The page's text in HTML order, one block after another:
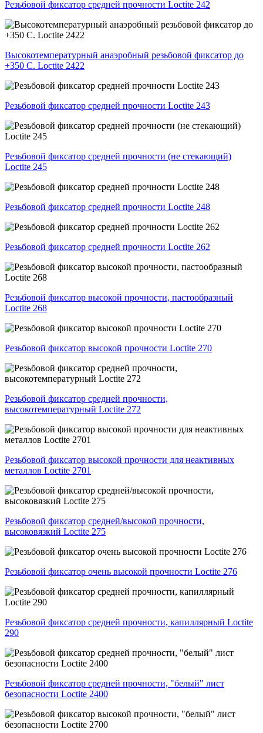
Резьбовой фиксатор средней прочности Loctite 242
Высокотемпературный анаэробный резьбовой фиксатор до
+350 С. Loctite 2422
Резьбовой фиксатор средней прочности Loctite 243
Резьбовой фиксатор средней прочности (не стекающий)
Loctite 245
Резьбовой фиксатор средней прочности Loctite 248
Резьбовой фиксатор средней прочности Loctite 262
Резьбовой фиксатор высокой прочности, пастообразный
Loctite 268
Резьбовой фиксатор высокой прочности Loctite 270
Резьбовой фиксатор средней прочности,
высокотемпературный Loctite 272
Резьбовой фиксатор высокой прочности для неактивных
металлов Loctite 2701
Резьбовой фиксатор средней/высокой прочности,
высоковязкий Loctite 275
Резьбовой фиксатор очень высокой прочности Loctite 276
Резьбовой фиксатор средней прочности, капиллярный Loctite
290
Резьбовой фиксатор средней прочности, "белый" лист
безопасности Loctite 2400